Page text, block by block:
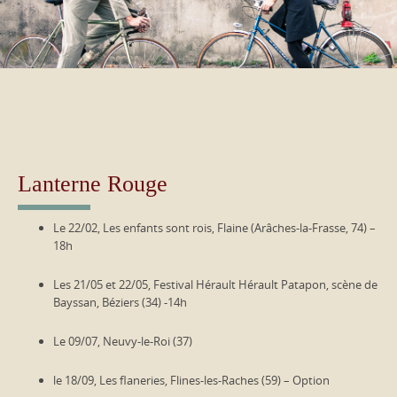
Lanterne Rouge
Le 22/02, Les enfants sont rois, Flaine (Arâches-la-Frasse, 74) –
18h
Les 21/05 et 22/05, Festival Hérault Hérault Patapon, scène de
Bayssan, Béziers (34) -14h
Le 09/07, Neuvy-le-Roi (37)
le 18/09, Les flaneries, Flines-les-Raches (59) – Option